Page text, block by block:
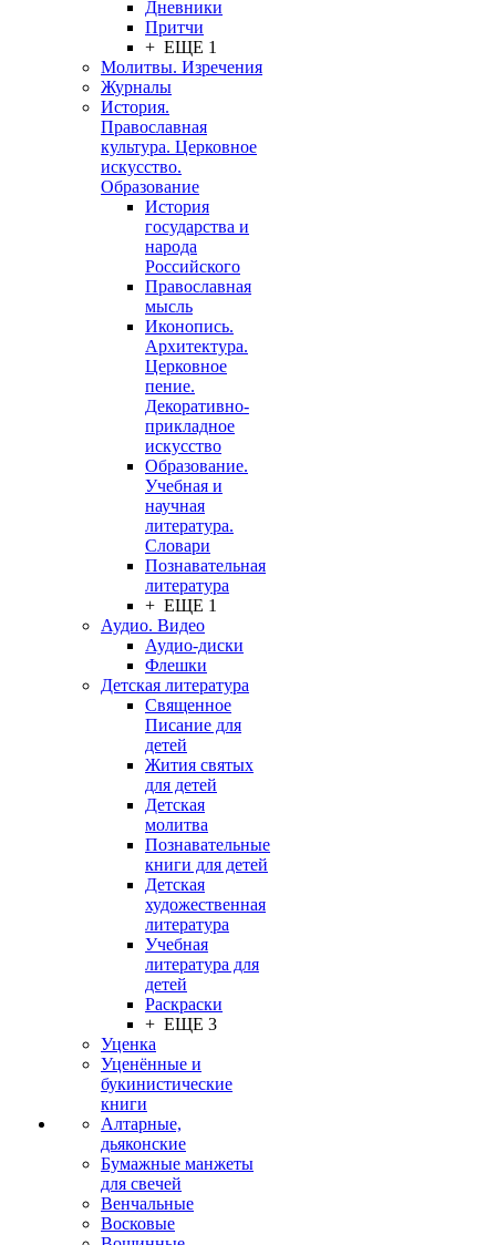
Дневники
Притчи
+ ЕЩЕ 1
Молитвы. Изречения
Журналы
История.
Православная
культура. Церковное
искусство.
Образование
История
государства и
народа
Российского
Православная
мысль
Иконопись.
Архитектура.
Церковное
пение.
Декоративно-
прикладное
искусство
Образование.
Учебная и
научная
литература.
Словари
Познавательная
литература
+ ЕЩЕ 1
Аудио. Видео
Аудио-диски
Флешки
Детская литература
Священное
Писание для
детей
Жития святых
для детей
Детская
молитва
Познавательные
книги для детей
Детская
художественная
литература
Учебная
литература для
детей
Раскраски
+ ЕЩЕ 3
Уценка
Уценённые и
букинистические
книги
Алтарные,
дьяконские
Бумажные манжеты
для свечей
Венчальные
Восковые